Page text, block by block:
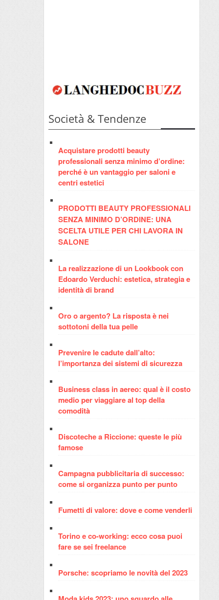
Società & Tendenze
Acquistare prodotti beauty
professionali senza minimo d’ordine:
perché è un vantaggio per saloni e
centri estetici
PRODOTTI BEAUTY PROFESSIONALI
SENZA MINIMO D’ORDINE: UNA
SCELTA UTILE PER CHI LAVORA IN
SALONE
La realizzazione di un Lookbook con
Edoardo Verduchi: estetica, strategia e
identità di brand
Oro o argento? La risposta è nei
sottotoni della tua pelle
Prevenire le cadute dall’alto:
l’importanza dei sistemi di sicurezza
Business class in aereo: qual è il costo
medio per viaggiare al top della
comodità
Discoteche a Riccione: queste le più
famose
Campagna pubblicitaria di successo:
come si organizza punto per punto
Fumetti di valore: dove e come venderli
Torino e co-working: ecco cosa puoi
fare se sei freelance
Porsche: scopriamo le novità del 2023